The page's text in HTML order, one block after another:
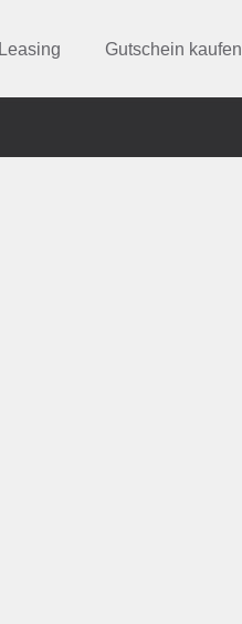
Leasing Gutschein kaufen